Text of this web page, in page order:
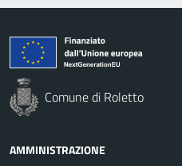
Comune di Roletto
AMMINISTRAZIONE